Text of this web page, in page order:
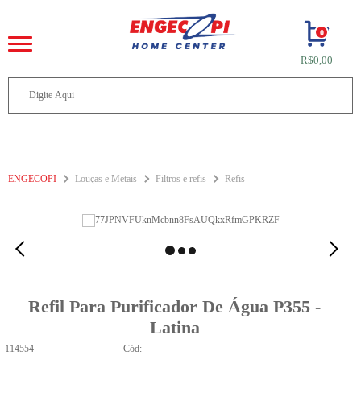
0
R$0,00
ENGECOPI Louças e Metais Filtros e refis Refis
Refil Para Purificador De Água P355 -
Latina
Cód:
114554